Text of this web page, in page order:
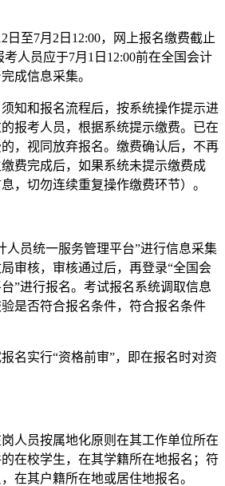
日至7月2日12:00，网上报名缴费截止
考人员应于7月1日12:00前在全国会计
成信息采集。
知和报名流程后，按系统操作提示进
报考人员，根据系统提示缴费。已在
，视同放弃报名。缴费确认后，不再
费完成后，如果系统未提示缴费成
，切勿连续重复操作缴费环节）。
人员统一服务管理平台”进行信息采集
审核，审核通过后，再登录“全国会
”进行报名。考试报名系统调取信息
是否符合报名条件，符合报名条件
名实行“资格前审”，即在报名时对资
人员按属地化原则在其工作单位所在
在校学生，在其学籍所在地报名；符
在其户籍所在地或居住地报名。